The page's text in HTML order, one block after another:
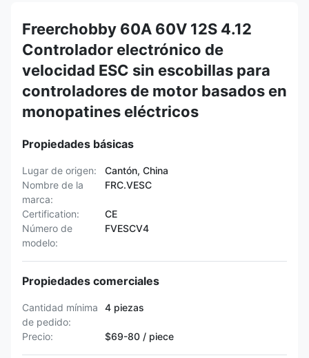
Freerchobby 60A 60V 12S 4.12
Controlador electrónico de
velocidad ESC sin escobillas para
controladores de motor basados en
monopatines eléctricos
Propiedades básicas
Lugar de origen:
Cantón, China
Nombre de la
marca:
FRC.VESC
Certification:
CE
Número de
modelo:
FVESCV4
Propiedades comerciales
Cantidad mínima
de pedido:
4 piezas
Precio: $69-80 / piece